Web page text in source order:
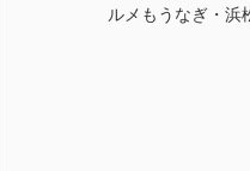
ルメもうなぎ・浜